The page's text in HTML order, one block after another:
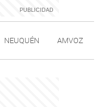
NEUQUÉN AMVOZ